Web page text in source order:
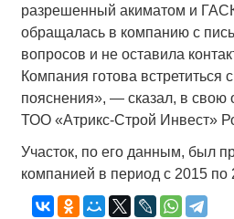
разрешенный акиматом и
обращалась в компанию с
вопросов и не оставила
Компания готова встретиться
пояснения», — сказал, в свою
ТОО «Атрикс-Строй Инвест»
Участок, по его данным, был
компанией в период с 2015 по